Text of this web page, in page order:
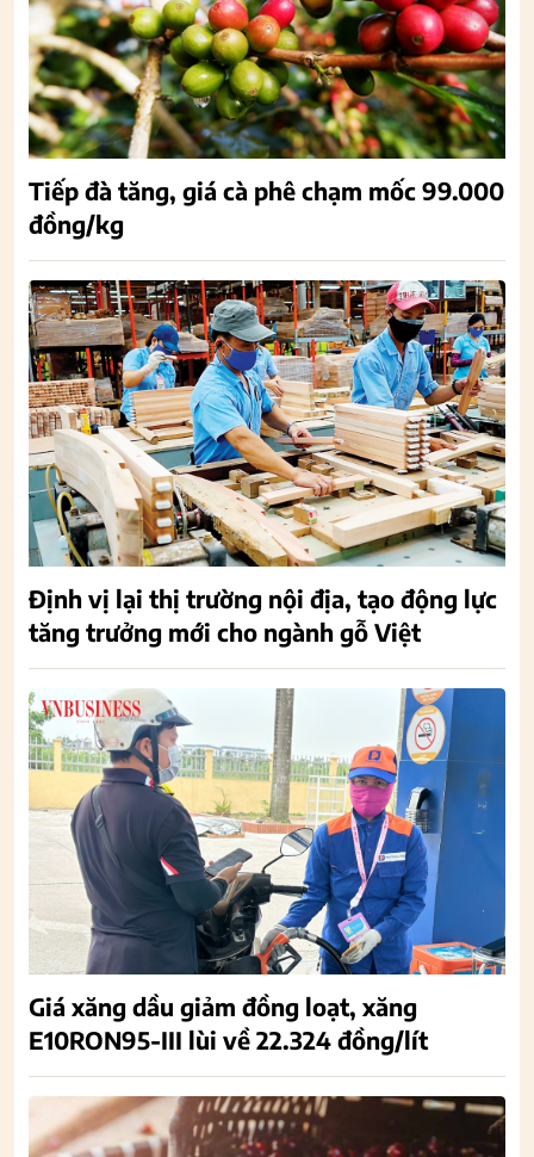
Tiếp đà tăng, giá cà phê chạm mốc 99.000
đồng/kg
Định vị lại thị trường nội địa, tạo động lực
tăng trưởng mới cho ngành gỗ Việt
Giá xăng dầu giảm đồng loạt, xăng
E10RON95-III lùi về 22.324 đồng/lít